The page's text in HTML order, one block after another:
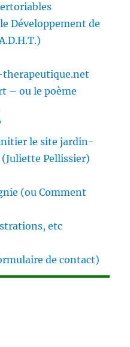
Développement de
– ou le poème
le site jardin-
Pellissier)
(ou Comment
etc
de contact)